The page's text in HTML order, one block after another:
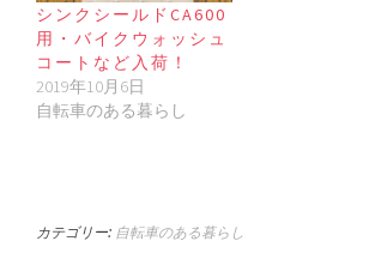
シンクシールドCA600
用・バイクウォッシュ
コートなど入荷！
2019年10月6日
自転車のある暮らし
カテゴリー: 自転車のある暮らし